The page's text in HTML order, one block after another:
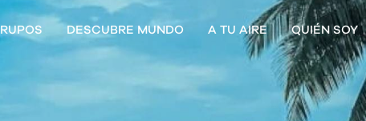
DESCUBRE MUNDO A TU AIRE QUIÉN SOY